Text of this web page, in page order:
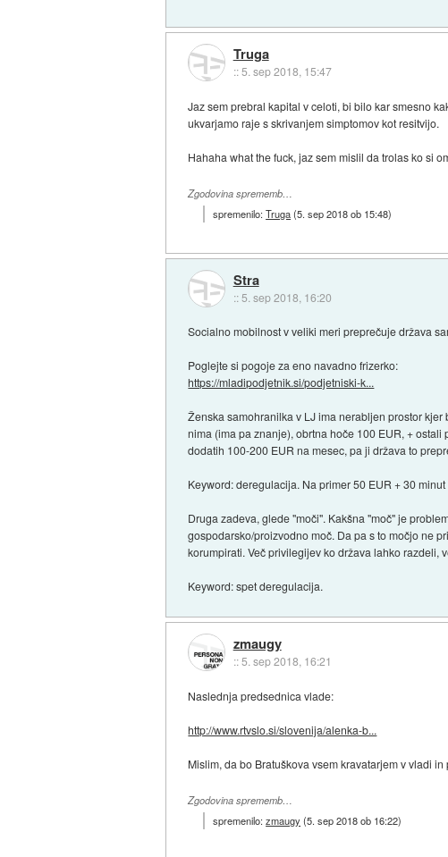
Truga
::5. sep 2018, 15:47
Jaz sem prebral kapital v celoti, bi bilo kar smesno
ukvarjamo raje s skrivanjem simptomov kot resitvijo.
Hahaha what the fuck, jaz sem mislil da trolas ko si
Zgodovina sprememb…
spremenilo:Truga(5. sep 2018 ob 15:48)
Stra
:: 5. sep 2018, 16:20
Socialno mobilnost v veliki meri preprečuje država
Poglejte si pogoje za eno navadno frizerko:
https://mladipodjetnik.si/podjetniski-k...
Ženska samohranilka v LJ ima nerabljen prostor
nima (ima pa znanje), obrtna hoče 100 EUR, +
dodatih 100-200 EUR na mesec, pa ji država to
Keyword: deregulacija. Na primer 50 EUR + 30
Druga zadeva, glede "moči". Kakšna "moč" je
gospodarsko/proizvodno moč. Da pa s to močjo ne
korumpirati. Več privilegijev ko država lahko razdeli,
Keyword: spet deregulacija.
zmaugy
::5. sep 2018, 16:21
Naslednja predsednica vlade:
http://www.rtvslo.si/slovenija/alenka-b...
Mislim, da bo Bratuškova vsem kravatarjem v vladi
Zgodovina sprememb…
spremenilo:zmaugy (5. sep 2018 ob 16:22)